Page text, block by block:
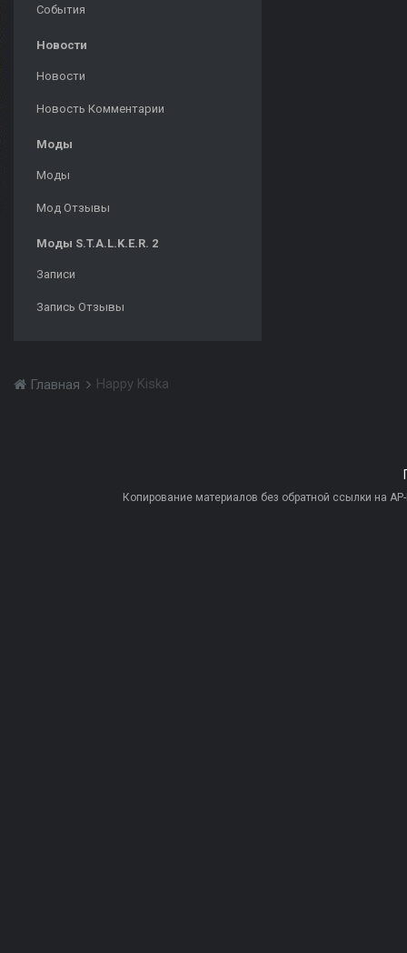
События
Новости
Новости
Новость Комментарии
Моды
Моды
Мод Отзывы
Моды S.T.A.L.K.E.R. 2
Записи
Запись Отзывы
Главная Happy Kiska
Копирование материалов без обратной ссылки на